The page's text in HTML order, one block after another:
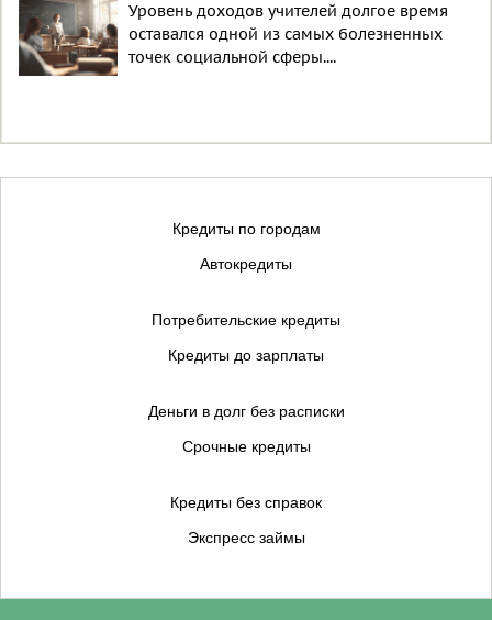
Уровень доходов учителей долгое время
оставался одной из самых болезненных
точек социальной сферы....
Кредиты по городам
Автокредиты
Потребительские кредиты
Кредиты до зарплаты
Деньги в долг без расписки
Срочные кредиты
Кредиты без справок
Экспресс займы